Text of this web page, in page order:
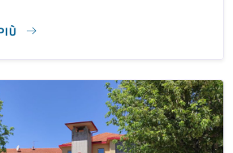
- AZIENDA SANITARIA LOCALE DI